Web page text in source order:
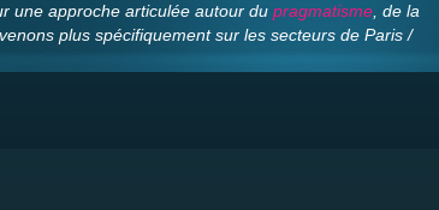
une approche articulée autour du pragmatisme , de la
plus spécifiquement sur les secteurs de Paris /